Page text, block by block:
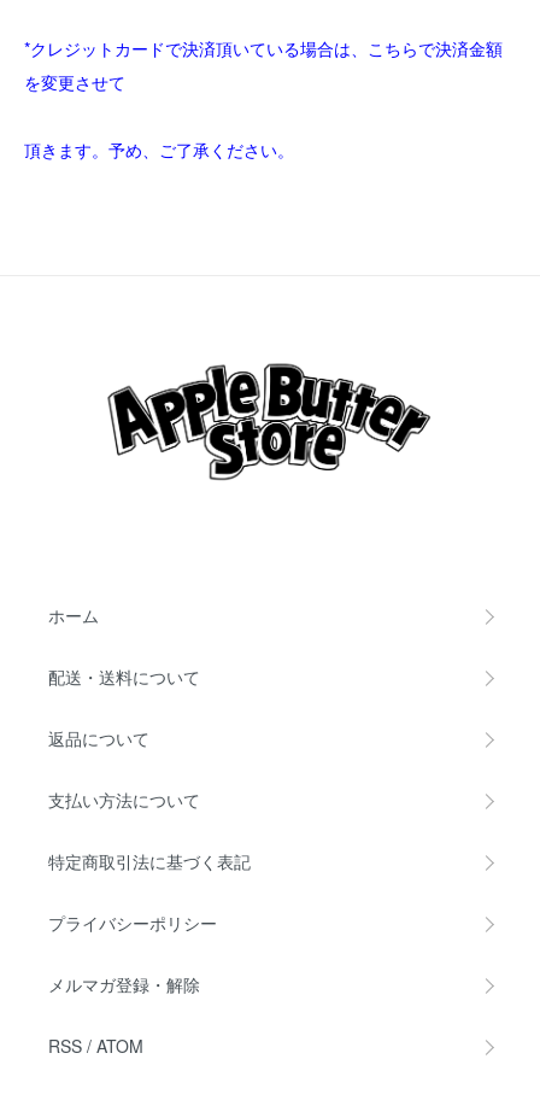
*クレジットカードで決済頂いている場合は、こちらで決済金額
を変更させて
頂きます。予め、ご了承ください。
ホーム
配送・送料について
返品について
支払い方法について
特定商取引法に基づく表記
プライバシーポリシー
メルマガ登録・解除
RSS / ATOM